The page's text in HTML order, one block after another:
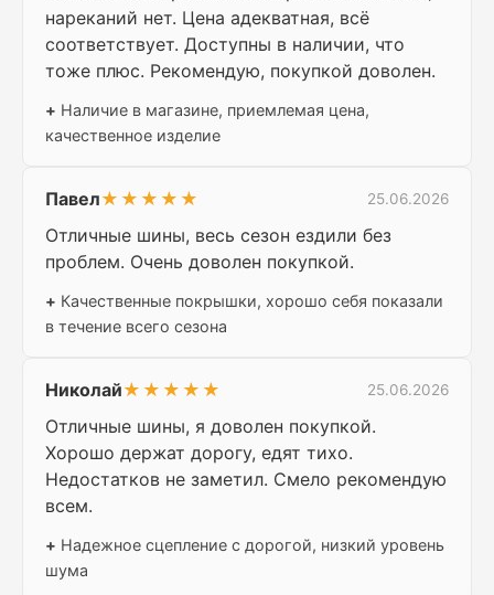
нареканий нет. Цена адекватная, всё
соответствует. Доступны в наличии, что
тоже плюс. Рекомендую, покупкой доволен.
+ Наличие в магазине, приемлемая цена,
качественное изделие
Павел★★★★★ 25.06.2026
Отличные шины, весь сезон ездили без
проблем. Очень доволен покупкой.
+ Качественные покрышки, хорошо себя показали
в течение всего сезона
Николай★★★★★ 25.06.2026
Отличные шины, я доволен покупкой.
Хорошо держат дорогу, едят тихо.
Недостатков не заметил. Смело рекомендую
всем.
+ Надежное сцепление с дорогой, низкий уровень
шума